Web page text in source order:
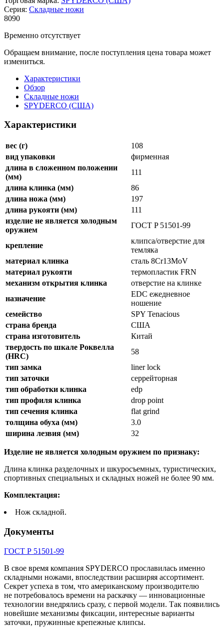
Серия: Складные ножи
8090
Временно отсутствует
Обращаем внимание, после поступления цена товара может
измениться.
Характеристики
Обзор
Складные ножи
SPYDERCO (США)
Характеристики
вес (г)
108
вид упаковки
фирменная
длина в сложенном положении
(мм)
111
длина клинка (мм)
86
длина ножа (мм)
197
длина рукояти (мм)
111
изделие не является холодным
оружием
ГОСТ P 51501-99
крепление
клипса/отверстие для
темляка
материал клинка
сталь 8Cr13MoV
материал рукояти
термопластик FRN
механизм открытия клинка
отверстие на клинке
назначение
EDC ежедневное
ношение
семейство
SPY Tenacious
страна бренда
США
страна изготовитель
Китай
твердость по шкале Роквелла
(HRC)
58
тип замка
liner lock
тип заточки
серрейторная
тип обработки клинка
edp
тип профиля клинка
drop point
тип сечения клинка
flat grind
толщина обуха (мм)
3.0
ширина лезвия (мм)
32
Изделие не является холодным оружием по признаку:
Длина клинка разделочных и шкуросъемных, туристических,
спортивных специальных и складных ножей не более 90 мм.
Комплектация:
Нож складной.
Документы
ГОСТ Р 51501-99
В свое время компания SPYDERCO прославилась именно
складными ножами, впоследствии расширяя ассортимент.
Секрет успеха в том, что американскому производителю
не потребовалось времени на раскачку — инновационные
технологии внедрялись сразу, с первой модели. Так появились
новейшие механизмы фиксации, интересные варианты
заточки, пружинные крепежные клипсы.